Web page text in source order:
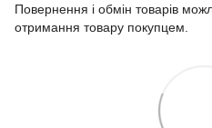
Повернення і обмін товарів
отримання товару покупцем.